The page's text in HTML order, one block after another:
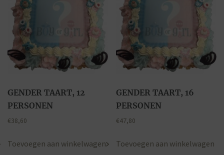
GENDER TAART, 12
PERSONEN
€38,60
Toevoegen aan winkelwagen
GENDER TAART, 16
PERSONEN
€47,80
Toevoegen aan winkelwagen